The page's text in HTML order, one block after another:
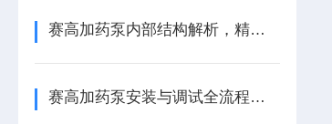
赛高加药泵内部结构解析，精准计量的机械心脏
赛高加药泵安装与调试全流程指南